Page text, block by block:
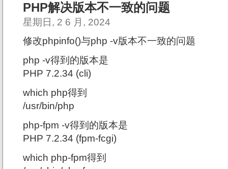
PHP解决版本不一致的问题
星期日, 2 6 月, 2024
修改phpinfo()与php -v版本不一致的问题
php -v得到的版本是
PHP 7.2.34 (cli)
which php得到
/usr/bin/php
php-fpm -v得到的版本是
PHP 7.2.34 (fpm-fcgi)
which php-fpm得到